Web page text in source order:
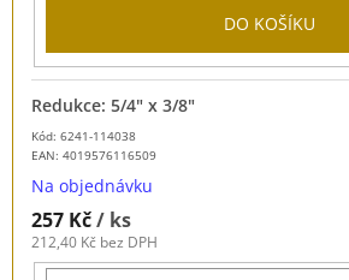
DO KOŠÍKU
Kód: 6241-114038
EAN: 4019576116509
Redukce: 5/4" x 3/8"
Na objednávku
257 Kč/ ks
212,40 Kč bez DPH